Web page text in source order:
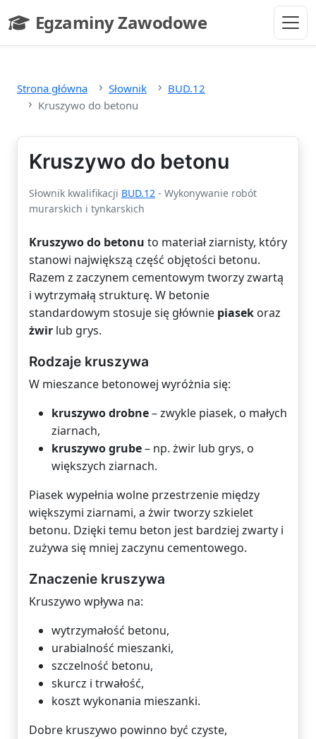
Egzaminy Zawodowe
- strona główna
Strona główna Słownik
BUD.12
Kruszywo do betonu
Kruszywo do betonu
Słownik kwalifikacji BUD.12 - Wykonywanie robót
murarskich i tynkarskich
Kruszywo do betonu to materiał ziarnisty, który
stanowi największą część objętości betonu.
Razem z zaczynem cementowym tworzy zwartą
i wytrzymałą strukturę. W betonie
standardowym stosuje się głównie piasek oraz
żwir lub grys.
Rodzaje kruszywa
W mieszance betonowej wyróżnia się:
kruszywo drobne– zwykle piasek, o małych
ziarnach,
kruszywo grube– np. żwir lub grys, o
większych ziarnach.
Piasek wypełnia wolne przestrzenie między
większymi ziarnami, a żwir tworzy szkielet
betonu. Dzięki temu beton jest bardziej zwarty i
zużywa się mniej zaczynu cementowego.
Znaczenie kruszywa
Kruszywo wpływa na:
wytrzymałość betonu,
urabialność mieszanki,
szczelność betonu,
skurcz i trwałość,
koszt wykonania mieszanki.
Dobre kruszywo powinno być czyste,